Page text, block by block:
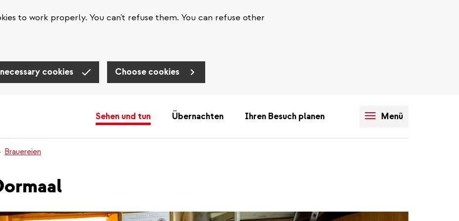
to work properly. You can't refuse them. You can refuse other
cookies Choose cookies
Sehen und tun Übernachten Ihren Besuch planen Menü
Brauereien